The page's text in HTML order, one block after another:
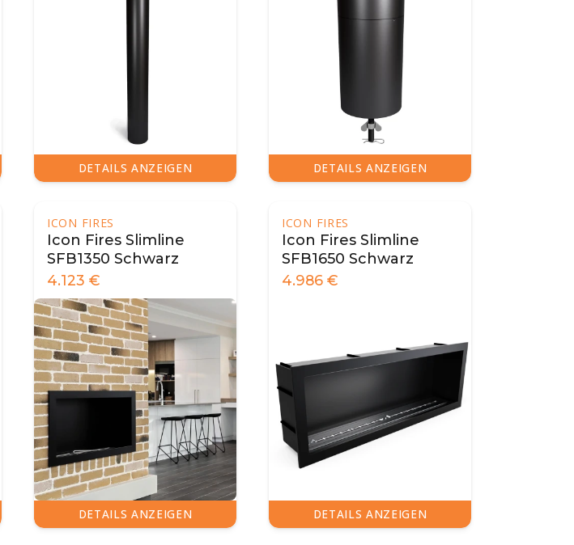
DETAILS ANZEIGEN DETAILS ANZEIGEN
ICON FIRES
Icon Fires Slimline
SFB1350 Schwarz
4.123 €
DETAILS ANZEIGEN
ICON FIRES
Icon Fires Slimline
SFB1650 Schwarz
4.986 €
DETAILS ANZEIGEN